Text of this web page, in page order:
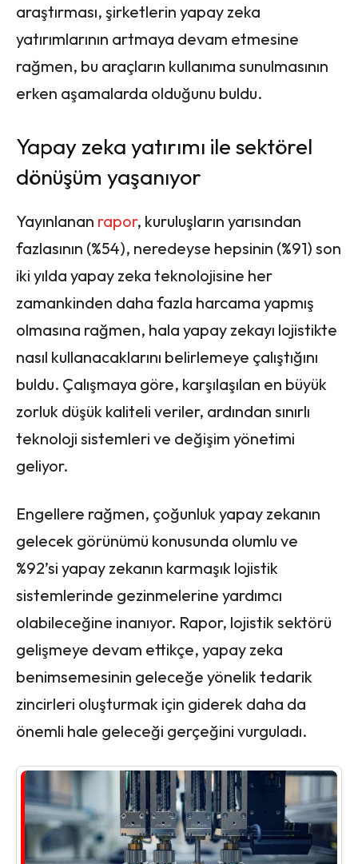
araştırması, şirketlerin yapay zeka
yatırımlarının artmaya devam etmesine
rağmen, bu araçların kullanıma sunulmasının
erken aşamalarda olduğunu buldu.
Yapay zeka yatırımı ile sektörel
dönüşüm yaşanıyor
Yayınlanan rapor, kuruluşların yarısından
fazlasının (%54), neredeyse hepsinin (%91) son
iki yılda yapay zeka teknolojisine her
zamankinden daha fazla harcama yapmış
olmasına rağmen, hala yapay zekayı lojistikte
nasıl kullanacaklarını belirlemeye çalıştığını
buldu. Çalışmaya göre, karşılaşılan en büyük
zorluk düşük kaliteli veriler, ardından sınırlı
teknoloji sistemleri ve değişim yönetimi
geliyor.
Engellere rağmen, çoğunluk yapay zekanın
gelecek görünümü konusunda olumlu ve
%92’si yapay zekanın karmaşık lojistik
sistemlerinde gezinmelerine yardımcı
olabileceğine inanıyor. Rapor, lojistik sektörü
gelişmeye devam ettikçe, yapay zeka
benimsemesinin geleceğe yönelik tedarik
zincirleri oluşturmak için giderek daha da
önemli hale geleceği gerçeğini vurguladı.